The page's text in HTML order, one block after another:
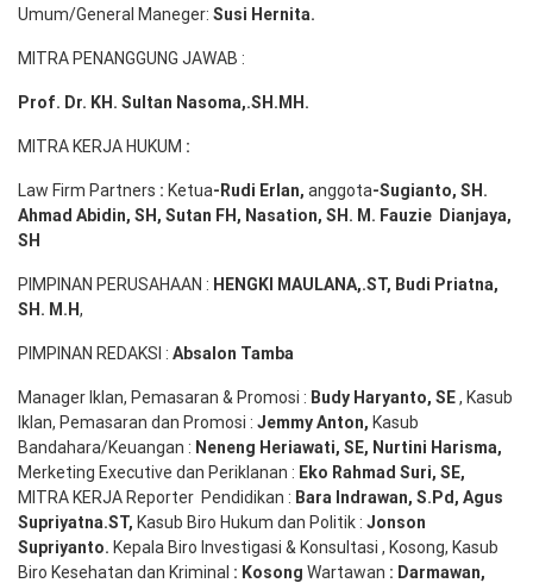
Umum/General Maneger: Susi Hernita.
MITRA PENANGGUNG JAWAB :
Prof. Dr. KH. Sultan Nasoma,.SH.MH.
MITRA KERJA HUKUM :
Law Firm Partners : Ketua-Rudi Erlan, anggota-Sugianto, SH.
Ahmad Abidin, SH, Sutan FH, Nasation, SH. M. Fauzie Dianjaya,
SH
PIMPINAN PERUSAHAAN : HENGKI MAULANA,.ST, Budi Priatna,
SH . M.H,
PIMPINAN REDAKSI : Absalon Tamba
Manager Iklan, Pemasaran & Promosi : Budy Haryanto, SE, Kasub
Iklan, Pemasaran dan Promosi : Jemmy Anton, Kasub
Bandahara/Keuangan : Neneng Heriawati, SE, Nurtini Harisma,
Merketing Executive dan Periklanan : Eko Rahmad Suri, SE,
MITRA KERJA Reporter Pendidikan : Bara Indrawan, S.Pd , Agus
Supriyatna.ST, Kasub Biro Hukum dan Politik : Jonson
Supriyanto. Kepala Biro Investigasi & Konsultasi , Kosong, Kasub
Biro Kesehatan dan Kriminal : Kosong Wartawan : Darmawan,